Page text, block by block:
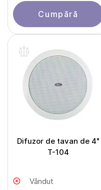
Cumpără
Difuzor de tavan de 4"
T-104
Vândut